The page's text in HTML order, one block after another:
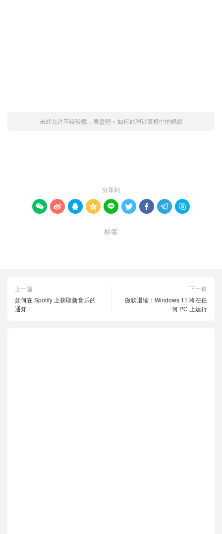
未经允许不得转载： 表盘吧» 如何处理计算机中的蚂蚁
分享到
        
标签
上一篇
如何在 Spotify 上获取新音乐的
通知
下一篇
微软退缩：Windows 11 将在任
何 PC 上运行